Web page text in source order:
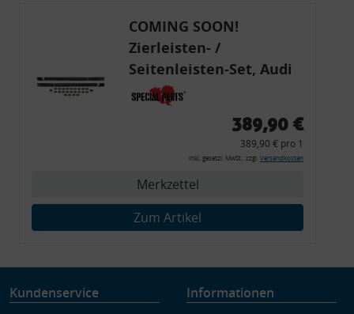
COMING SOON!
Zierleisten- /
Seitenleisten-Set, Audi
80 Cabrio, Coupe, S2, (6x
Zierleiste, 2x Kappe,
Montagewerkzeug)
389,90 €
389,90 € pro 1
inkl. gesetzl. MwSt., zzgl. Versandkosten
Merkzettel
Zum Artikel
Kundenservice Informationen